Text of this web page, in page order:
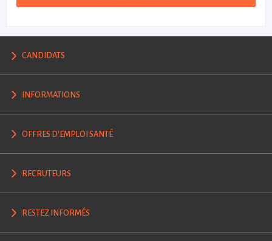
CANDIDATS
INFORMATIONS
OFFRES D'EMPLOI SANTÉ
RECRUTEURS
RESTEZ INFORMÉS